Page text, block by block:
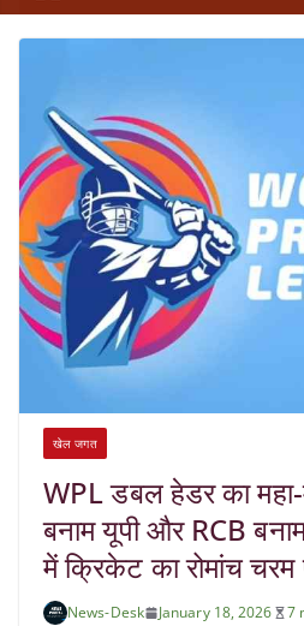
खेल जगत
WPL डबल हेडर का
बनाम यूपी और RCB
में क्रिकेट का रोमांच चरम
News-Desk January 18, 2026
7